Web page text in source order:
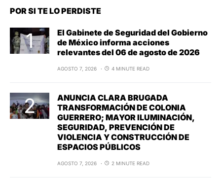
POR SI TE LO PERDISTE
El Gabinete de Seguridad del Gobierno
de México informa acciones
relevantes del 06 de agosto de 2026
AGOSTO 7, 2026 4 MINUTE READ
ANUNCIA CLARA BRUGADA
TRANSFORMACIÓN DE COLONIA
GUERRERO; MAYOR ILUMINACIÓN,
SEGURIDAD, PREVENCIÓN DE
VIOLENCIA Y CONSTRUCCIÓN DE
ESPACIOS PÚBLICOS
AGOSTO 7, 2026 2 MINUTE READ